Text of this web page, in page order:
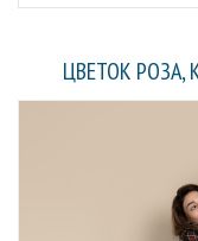
ЦВЕТОК РОЗА,